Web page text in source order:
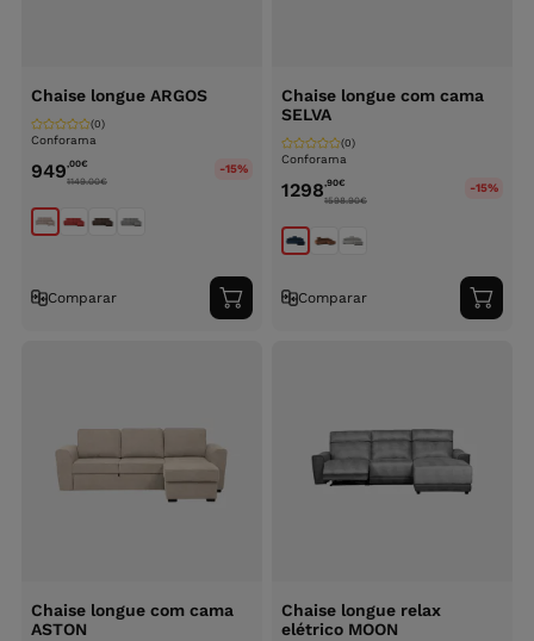
Chaise longue ARGOS
Conforama
(0)
949,00€
1149.00€
-15%
Comparar
Adicionar
ao
Chaise longue com cama
SELVA
Conforama
(0)
1298,90€
1598.90€
-15%
Comparar
ao
Chaise longue com cama
ASTON
Chaise longue relax
elétrico MOON